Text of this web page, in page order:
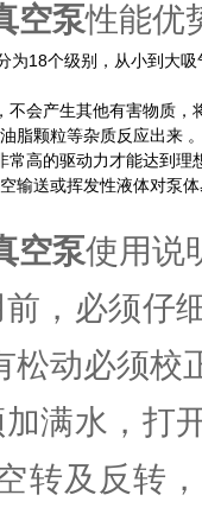
空泵性能优
18个级别，从小到大吸
会产生其他有害物质，
脂颗粒等杂质反应出来
高的驱动力才能达到理
输送或挥发性液体对泵
空泵使用说
，必须仔
松动必须校
满水，打
转及反转